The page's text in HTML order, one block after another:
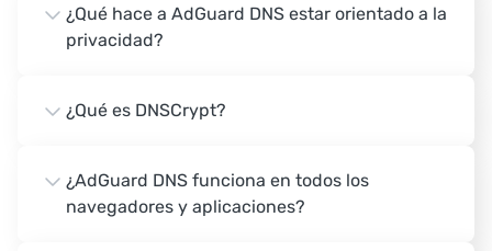
¿Qué hace a AdGuard DNS estar orientado a la
privacidad?
¿Qué es DNSCrypt?
¿AdGuard DNS funciona en todos los
navegadores y aplicaciones?